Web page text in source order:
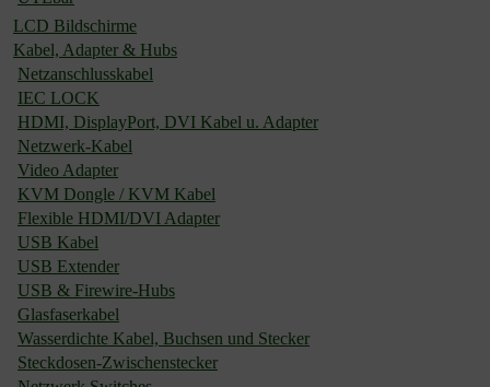
LCD Bildschirme
Kabel, Adapter & Hubs
Netzanschlusskabel
IEC LOCK
HDMI, DisplayPort, DVI Kabel u. Adapter
Netzwerk-Kabel
Video Adapter
KVM Dongle / KVM Kabel
Flexible HDMI/DVI Adapter
USB Kabel
USB Extender
USB & Firewire-Hubs
Glasfaserkabel
Wasserdichte Kabel, Buchsen und Stecker
Steckdosen-Zwischenstecker